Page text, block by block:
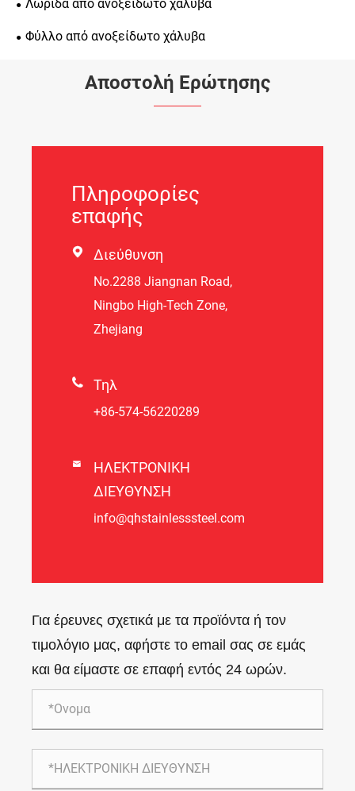
Λωρίδα από ανοξείδωτο χάλυβα
Φύλλο από ανοξείδωτο χάλυβα
Αποστολή Ερώτησης
Πληροφορίες
επαφής
 Διεύθυνση
Νο.2288 Jiangnan Road,
Ningbo High-Tech Zone,
Zhejiang
 Τηλ
+86-574-56220289

ΗΛΕΚΤΡΟΝΙΚΗ
ΔΙΕΥΘΥΝΣΗ
info@qhstainlesssteel.com
Για έρευνες σχετικά με τα προϊόντα ή τον
τιμολόγιο μας, αφήστε το email σας σε εμάς
και θα είμαστε σε επαφή εντός 24 ωρών.